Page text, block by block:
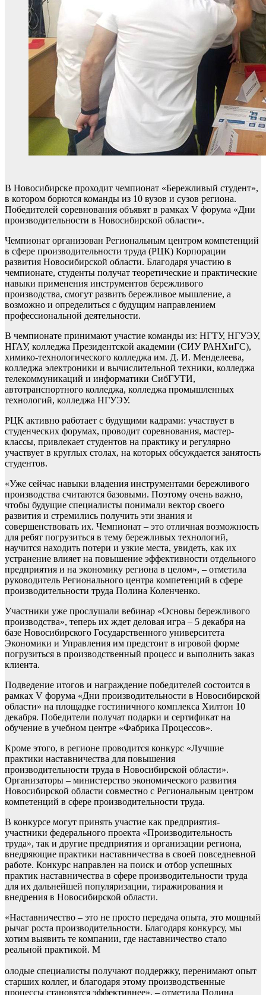
В Новосибирске проходит чемпионат «Бережливый студент»,
в котором борются команды из 10 вузов и сузов региона.
Победителей соревнования объявят в рамках V форума «Дни
производительности в Новосибирской области».
Чемпионат организован Региональным центром компетенций
в сфере производительности труда (РЦК) Корпорации
развития Новосибирской области. Благодаря участию в
чемпионате, студенты получат теоретические и практические
навыки применения инструментов бережливого
производства, смогут развить бережливое мышление, а
возможно и определиться с будущим направлением
профессиональной деятельности.
В чемпионате принимают участие команды из: НГТУ, НГУЭУ,
НГАУ, колледжа Президентской академии (СИУ РАНХиГС),
химико-технологического колледжа им. Д. И. Менделеева,
колледжа электроники и вычислительной техники, колледжа
телекоммуникаций и информатики СибГУТИ,
автотранспортного колледжа, колледжа промышленных
технологий, колледжа НГУЭУ.
РЦК активно работает с будущими кадрами: участвует в
студенческих форумах, проводит соревнования, мастер-
классы, привлекает студентов на практику и регулярно
участвует в круглых столах, на которых обсуждается занятость
студентов.
«Уже сейчас навыки владения инструментами бережливого
производства считаются базовыми. Поэтому очень важно,
чтобы будущие специалисты понимали вектор своего
развития и стремились получить эти знания и
совершенствовать их. Чемпионат – это отличная возможность
для ребят погрузиться в тему бережливых технологий,
научится находить потери и узкие места, увидеть, как их
устранение влияет на повышение эффективности отдельного
предприятия и на экономику региона в целом», – отметила
руководитель Регионального центра компетенций в сфере
производительности труда Полина Коленченко.
Участники уже прослушали вебинар «Основы бережливого
производства», теперь их ждет деловая игра – 5 декабря на
базе Новосибирского Государственного университета
Экономики и Управления им предстоит в игровой форме
погрузиться в производственный процесс и выполнить заказ
клиента.
Подведение итогов и награждение победителей состоится в
рамках V форума «Дни производительности в Новосибирской
области» на площадке гостиничного комплекса Хилтон 10
декабря. Победители получат подарки и сертификат на
обучение в учебном центре «Фабрика Процессов».
Кроме этого, в регионе проводится конкурс «Лучшие
практики наставничества для повышения
производительности труда в Новосибирской области».
Организаторы – министерство экономического развития
Новосибирской области совместно с Региональным центром
компетенций в сфере производительности труда.
В конкурсе могут принять участие как предприятия-
участники федерального проекта «Производительность
труда», так и другие предприятия и организации региона,
внедряющие практики наставничества в своей повседневной
работе. Конкурс направлен на поиск и отбор успешных
практик наставничества в сфере производительности труда
для их дальнейшей популяризации, тиражирования и
внедрения в Новосибирской области.
«Наставничество – это не просто передача опыта, это мощный
рычаг роста производительности. Благодаря конкурсу, мы
хотим выявить те компании, где наставничество стало
реальной практикой. М
олодые специалисты получают поддержку, перенимают опыт
старших коллег, и благодаря этому производственные
процессы становятся эффективнее», – отметила Полина